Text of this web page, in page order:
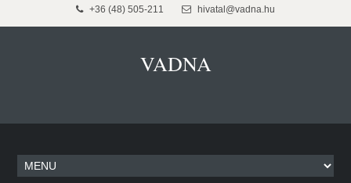
+36 (48) 505-211 hivatal@vadna.hu
VADNA